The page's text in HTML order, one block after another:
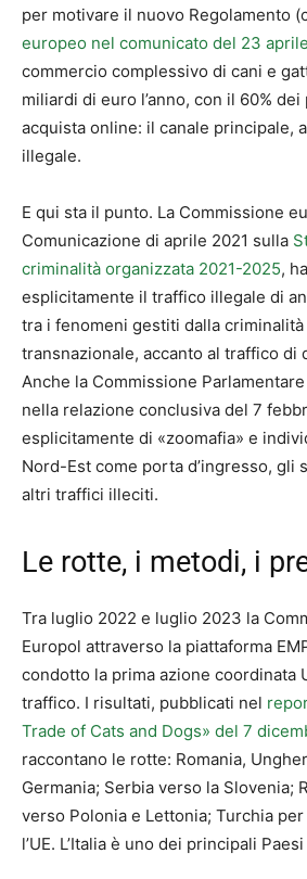
per motivare il nuovo Regolamento
europeo nel comunicato del 23
commercio complessivo di cani e
miliardi di euro l’anno, con il 60%
acquista online: il canale principale,
illegale.
E qui sta il punto. La Commissione
Comunicazione di aprile 2021 sulla
criminalità organizzata 2021-2025,
esplicitamente il traffico illegale di
tra i fenomeni gestiti dalla
transnazionale, accanto al traffico di
Anche la Commissione
nella relazione conclusiva del 7
esplicitamente di «zoomafia» e
Nord-Est come porta d’ingresso, gli
altri traffici illeciti.
Le rotte, i metodi, i
Tra luglio 2022 e luglio 2023 la
Europol attraverso la piattaforma
condotto la prima azione coordinata
traffico. I risultati, pubblicati nel
Trade of Cats and Dogs» del 7
raccontano le rotte: Romania,
Germania; Serbia verso la Slovenia;
verso Polonia e Lettonia; Turchia
l’UE. L’Italia è uno dei principali